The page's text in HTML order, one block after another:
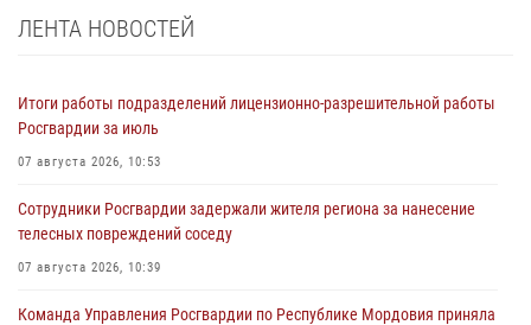
ЛЕНТА НОВОСТЕЙ
Итоги работы подразделений лицензионно-разрешительной работы
Росгвардии за июль
07 августа 2026, 10:53
Сотрудники Росгвардии задержали жителя региона за нанесение
телесных повреждений соседу
07 августа 2026, 10:39
Команда Управления Росгвардии по Республике Мордовия приняла